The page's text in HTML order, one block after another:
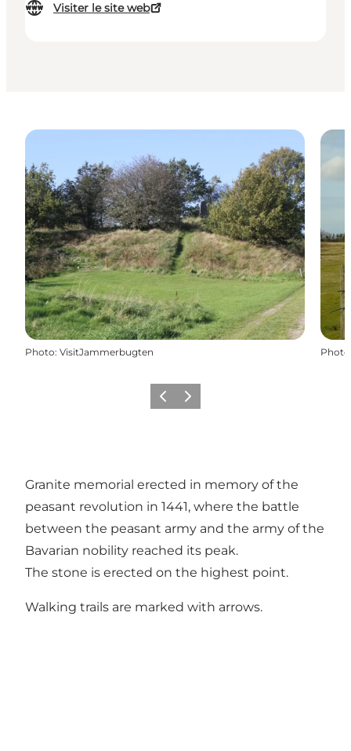
Visiter le site web
Photo: VisitJammerbugten Photo
PrécédentSuivant
Granite memorial erected in memory of the
peasant revolution in 1441, where the battle
between the peasant army and the army of the
Bavarian nobility reached its peak.
The stone is erected on the highest point.
Walking trails are marked with arrows.